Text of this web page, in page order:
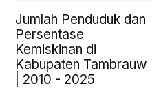
Jumlah Penduduk dan
Persentase
Kemiskinan di
Kabupaten Tambrauw
| 2010 - 2025